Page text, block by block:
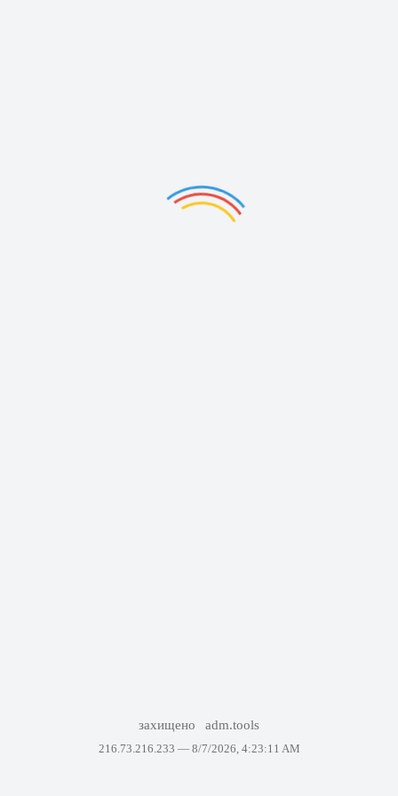
захищено adm.tools
216.73.216.233 — 8/7/2026, 4:23:11 AM